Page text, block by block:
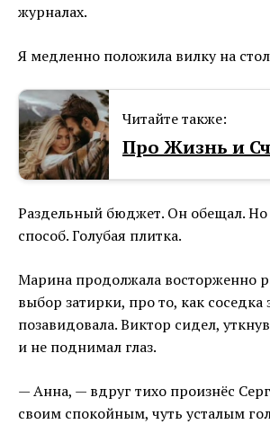
журналах.
Я медленно положила вилку на
Читайте также:
Про Жизнь и
Раздельный бюджет. Он обещал.
способ. Голубая плитка.
Марина продолжала восторженно
выбор затирки, про то, как соседка
позавидовала. Виктор сидел,
и не поднимал глаз.
— Анна, — вдруг тихо произнёс
своим спокойным, чуть усталым